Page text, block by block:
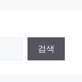
검색